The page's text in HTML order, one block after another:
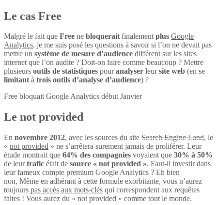
Le cas Free
Malgré le fait que Free ne bloqueraitfinalementplus Google
Analytics, je me suis posé les questions à savoir si l’on ne devait pas
mettre un système de mesure d’audience différent sur les sites
internet que l’on audite ? Doit-on faire comme beaucoup ? Mettre
plusieurs outils de statistiques pouranalyser leursite web (en se
limitantà trois outils d’analyse d’audience) ?
Free bloquait Google Analytics début Janvier
Le not provided
En novembre 2012, avec les sources du site Search Engine Land, le
« not provided » ne s’arrêtera surement jamais de proliférer. Leur
étude montrait que 64% des compagnies voyaient que 30% à 50%
de leurtrafic était de source « not provided ». Faut-il investir dans
leur fameux compte premium Google Analytics ? Eh bien
non, Même en adhérant à cette formule exorbitante, vous n’aurez
toujours pas accès aux mots-clés qui correspondent aux requêtes
faites ! Vous aurez du « not provided » comme tout le monde.